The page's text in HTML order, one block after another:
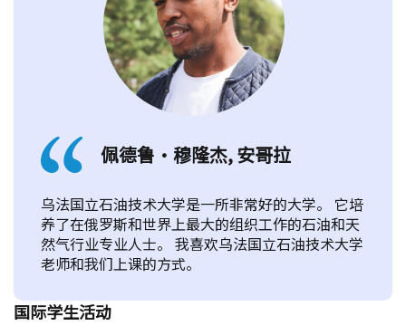
佩德鲁·穆隆杰, 安哥拉
乌法国立石油技术大学是一所非常好的大学。 它培
养了在俄罗斯和世界上最大的组织工作的石油和天
然气行业专业人士。 我喜欢乌法国立石油技术大学
老师和我们上课的方式。
国际学生活动